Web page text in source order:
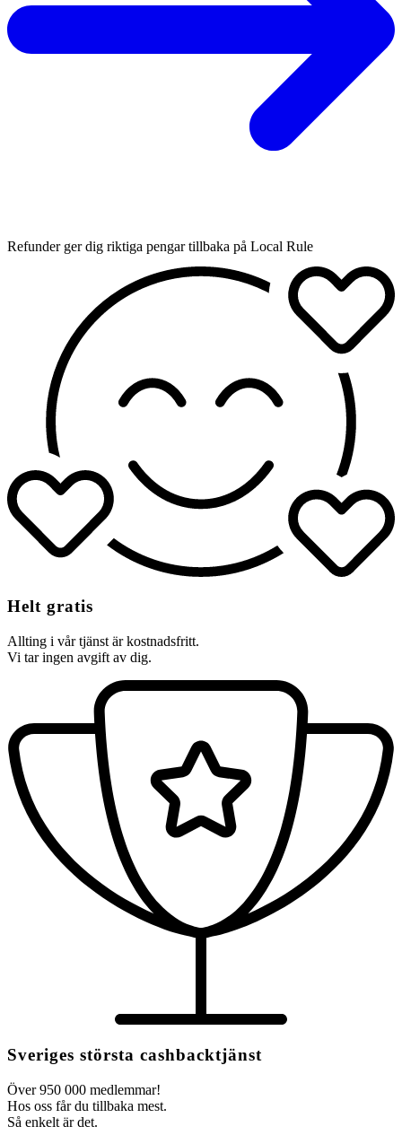
Refunder ger dig riktiga pengar tillbaka på Local Rule
Helt gratis
Allting i vår tjänst är kostnadsfritt.
Vi tar ingen avgift av dig.
Sveriges största cashbacktjänst
Över 950 000 medlemmar!
Hos oss får du tillbaka mest.
Så enkelt är det.